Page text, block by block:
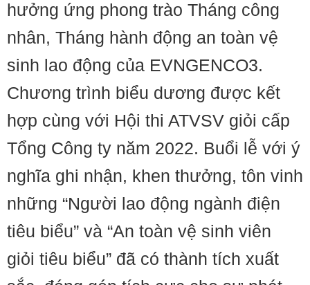
hưởng ứng phong trào Tháng công
nhân, Tháng hành động an toàn vệ
sinh lao động của EVNGENCO3.
Chương trình biểu dương được kết
hợp cùng với Hội thi ATVSV giỏi cấp
Tổng Công ty năm 2022. Buổi lễ với ý
nghĩa ghi nhận, khen thưởng, tôn vinh
những “Người lao động ngành điện
tiêu biểu” và “An toàn vệ sinh viên
giỏi tiêu biểu” đã có thành tích xuất